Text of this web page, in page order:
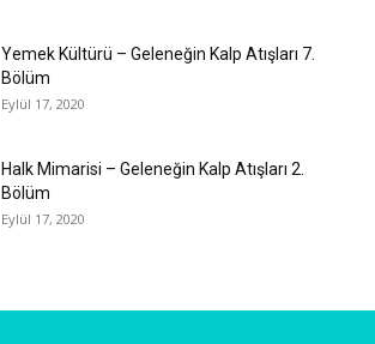
Yemek Kültürü – Geleneğin Kalp Atışları 7.
Bölüm
Eylül 17, 2020
Halk Mimarisi – Geleneğin Kalp Atışları 2.
Bölüm
Eylül 17, 2020